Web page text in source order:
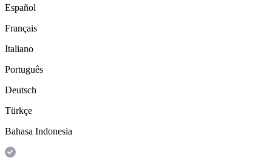
Español
Français
Italiano
Português
Deutsch
Türkçe
Bahasa Indonesia